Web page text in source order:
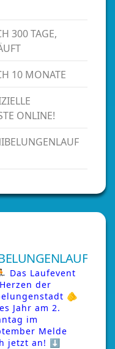
300 TAGE,
10 MONATE
ONLINE!
Das Laufevent
der
🫵
Jahr am 2.
im
Melde
jetzt an! ⬇️